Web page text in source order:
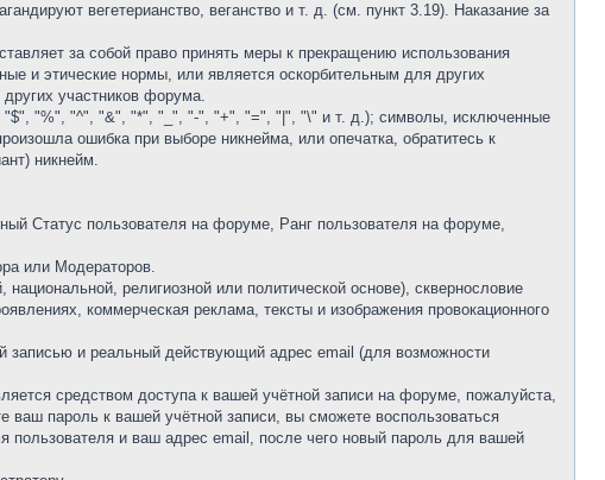
вегетерианство, веганство и т. д. (см. пункт 3.19). Наказание за
за собой право принять меры к прекращению использования
и этические нормы, или является оскорбительным для других
участников форума.
"$", "%", "^", "&", "*", "_", "-", "+", "=", "|", "\" и т. д.); символы, исключенные
ошибка при выборе никнейма, или опечатка, обратитесь к
никнейм.
Статус пользователя на форуме, Ранг пользователя на форуме,
или Модераторов.
религиозной или политической основе), сквернословие
коммерческая реклама, тексты и изображения провокационного
записью и реальный действующий адрес email (для возможности
средством доступа к вашей учётной записи на форуме, пожалуйста,
ваш пароль к вашей учётной записи, вы сможете воспользоваться
и ваш адрес email, после чего новый пароль для вашей